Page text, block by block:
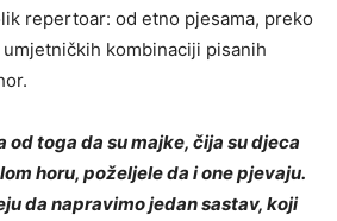
repertoar: od etno pjesama, preko
kombinaciji pisanih
od toga da su majke, čija su djeca
horu, poželjele da i one pjevaju.
da napravimo jedan sastav, koji